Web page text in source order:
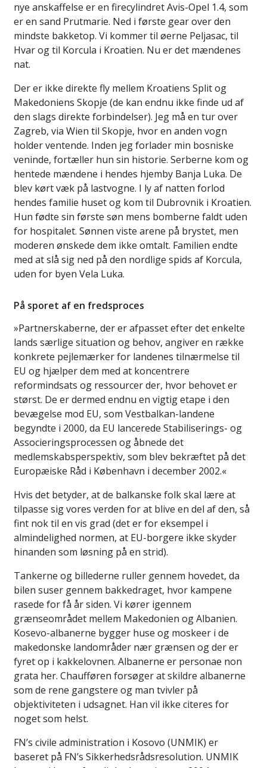
nye anskaffelse er en firecylindret Avis-Opel 1.4, som
er en sand Prutmarie. Ned i første gear over den
mindste bakketop. Vi kommer til øerne Peljasac, til
Hvar og til Korcula i Kroatien. Nu er det mændenes
nat.
Der er ikke direkte fly mellem Kroatiens Split og
Makedoniens Skopje (de kan endnu ikke finde ud af
den slags direkte forbindelser). Jeg må en tur over
Zagreb, via Wien til Skopje, hvor en anden vogn
holder ventende. Inden jeg forlader min bosniske
veninde, fortæller hun sin historie. Serberne kom og
hentede mændene i hendes hjemby Banja Luka. De
blev kørt væk på lastvogne. I ly af natten forlod
hendes familie huset og kom til Dubrovnik i Kroatien.
Hun fødte sin første søn mens bomberne faldt uden
for hospitalet. Sønnen viste arene på brystet, men
moderen ønskede dem ikke omtalt. Familien endte
med at slå sig ned på den nordlige spids af Korcula,
uden for byen Vela Luka.
På sporet af en fredsproces
»Partnerskaberne, der er afpasset efter det enkelte
lands særlige situation og behov, angiver en række
konkrete pejlemærker for landenes tilnærmelse til
EU og hjælper dem med at koncentrere
reformindsats og ressourcer der, hvor behovet er
størst. De er dermed endnu en vigtig etape i den
bevægelse mod EU, som Vestbalkan-landene
begyndte i 2000, da EU lancerede Stabiliserings- og
Associeringsprocessen og åbnede det
medlemskabsperspektiv, som blev bekræftet på det
Europæiske Råd i København i december 2002.«
Hvis det betyder, at de balkanske folk skal lære at
tilpasse sig vores verden for at blive en del af den, så
fint nok til en vis grad (det er for eksempel i
almindelighed normen, at EU-borgere ikke skyder
hinanden som løsning på en strid).
Tankerne og billederne ruller gennem hovedet, da
bilen suser gennem bakkedraget, hvor kampene
rasede for få år siden. Vi kører igennem
grænseområdet mellem Makedonien og Albanien.
Kosevo-albanerne bygger huse og moskeer i de
makedonske landområder nær grænsen og der er
fyret op i kakkelovnen. Albanerne er personae non
grata her. Chaufføren forsøger at skildre albanerne
som de rene gangstere og man tvivler på
objektiviteten i udsagnet. Han vil ikke citeres for
noget som helst.
FN’s civile administration i Kosovo (UNMIK) er
baseret på FN’s Sikkerhedsrådsresolution. UNMIK